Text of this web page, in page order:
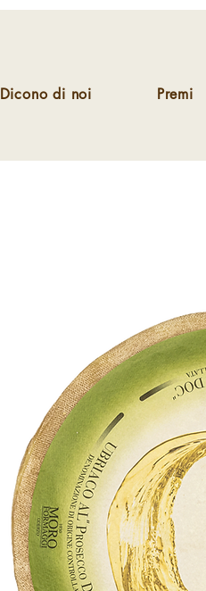
Dicono di noi Premi